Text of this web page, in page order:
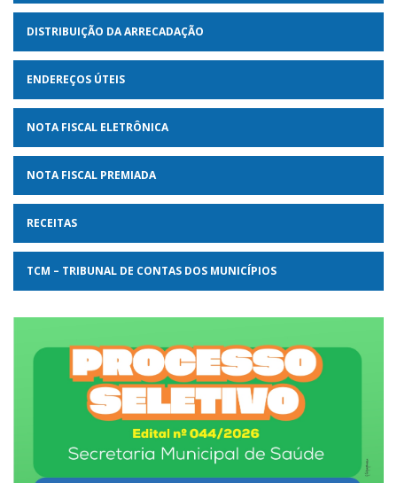
DISTRIBUIÇÃO DA ARRECADAÇÃO
ENDEREÇOS ÚTEIS
NOTA FISCAL ELETRÔNICA
NOTA FISCAL PREMIADA
RECEITAS
TCM – TRIBUNAL DE CONTAS DOS MUNICÍPIOS